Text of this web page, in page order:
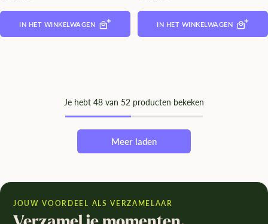
IN HET WINKELWAGEN IN HET WINKELWAGEN
Je hebt 48 van 52 producten bekeken
Meer laden
JOUW VOORDEEL ALS VERZAMELAAR